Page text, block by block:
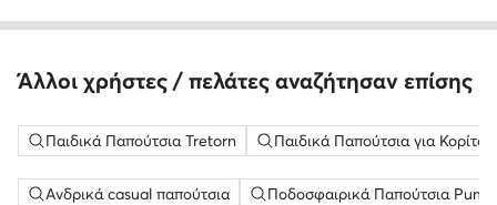
Άλλοι χρήστες / πελάτες αναζήτησαν επίσης
Παιδικά Παπούτσια Tretorn Παιδικά Παπούτσια για
Ανδρικά casual παπούτσια Ποδοσφαιρικά Παπούτσια